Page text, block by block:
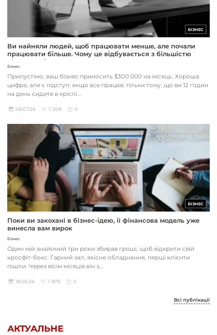
БІЗНЕС
Ви найняли людей, щоб працювати менше, але почали
працювати більше. Чому це відбувається з більшістю
підприємців
Бізнес
Припустімо, ваш бізнес приносить $300 000 на місяць. Хороша
цифра, але є підступ: якщо все працює тільки тому, що ви 12 годин
на день сидите в кріслі...
08.07.26 1 208 0
БІЗНЕС
Поки ви закохані в бізнес-ідею, її фінансова модель уже
винесла вам вирок
Бізнес
Один мій знайомий три роки збирав гроші, щоб відкрити свій
кросфіт-бокс. Гарний зал, якісне обладнання, перші клієнти
пішли. Через вісім місяців він з...
18.06.26 1 879 0
Всі публікації
АКТУАЛЬНЕ